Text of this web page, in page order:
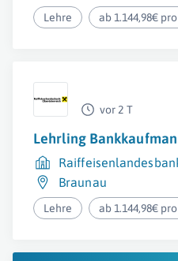
Lehre ab 1.144,98€
vor 2 T
Lehrling
Braunau
Lehre ab 1.144,98€